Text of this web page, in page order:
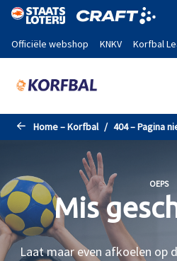
Naar de hoofdinhoud gaan
Officiële webshop KNKV Korfbal
Home – Korfbal 404 – Pagina
OEPS
Mis
Laat maar even afkoelen op